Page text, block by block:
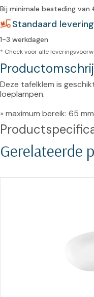
Bij minimale besteding
Standaard levering
1-3 werkdagen
* Check voor alle
Deze tafelklem is
loeplampen.
» maximum bereik: 65
Gerelateerde